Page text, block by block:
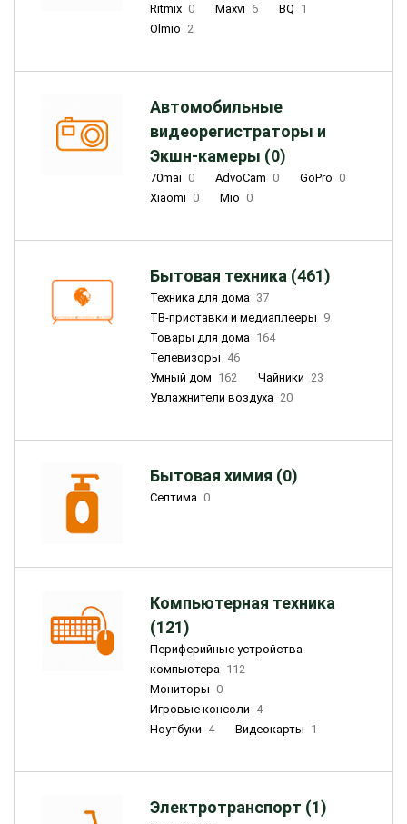
Ritmix 0 Maxvi 6 BQ 1
Olmio 2
Автомобильные
видеорегистраторы и
Экшн-камеры (0)
70mai 0 AdvoCam 0 GoPro 0
Xiaomi 0 Mio 0
Бытовая техника (461)
Техника для дома 37
ТВ-приставки и медиаплееры 9
Товары для дома 164
Телевизоры 46
Умный дом 162 Чайники 23
Увлажнители воздуха 20
Бытовая химия (0)
Септима 0
Компьютерная техника
(121)
Периферийные устройства
компьютера 112
Мониторы 0
Игровые консоли 4
Ноутбуки 4 Видеокарты 1
Электротранспорт (1)